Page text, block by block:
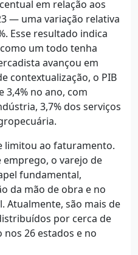
em relação aos
— uma variação relativa
Esse resultado indica
um todo tenha
avançou em
contextualização, o PIB
3,4% no ano, com
3,7% dos serviços
limitou ao faturamento.
emprego, o varejo de
fundamental,
da mão de obra e no
Atualmente, são mais de
por cerca de
26 estados e no